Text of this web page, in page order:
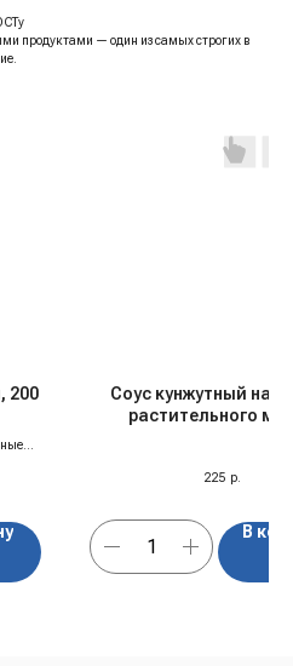
продуктами — один из самых строгих в
200
Соус кунжутный на
растительного
225 р.
В